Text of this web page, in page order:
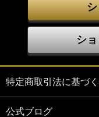
シ
特定商取引法に基づ
公式ブログ